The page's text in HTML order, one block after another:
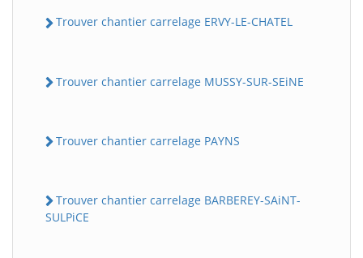
Trouver chantier carrelage ERVY-LE-CHATEL
Trouver chantier carrelage MUSSY-SUR-SEiNE
Trouver chantier carrelage PAYNS
Trouver chantier carrelage BARBEREY-SAiNT-
SULPiCE